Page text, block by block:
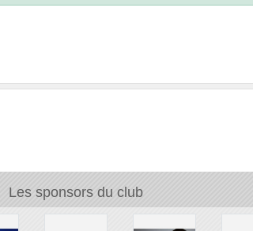
Les sponsors du club